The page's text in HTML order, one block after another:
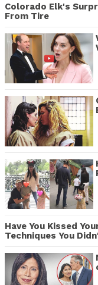
Colorado Elk's
From Tire
Have You Kissed
Techniques You